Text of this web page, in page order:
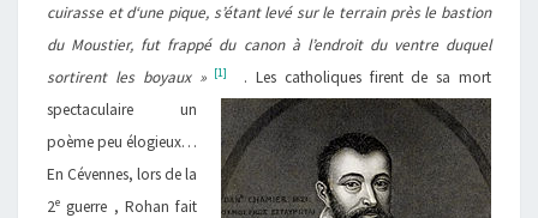
cuirasse et d‘une pique, s’étant levé sur le terrain près le bastion
du Moustier, fut frappé du canon à l’endroit du ventre duquel
sortirent les boyaux » [1] . Les catholiques firent de sa mort
spectaculaire un
poème peu élogieux…
En Cévennes, lors de la
2e guerre , Rohan fait